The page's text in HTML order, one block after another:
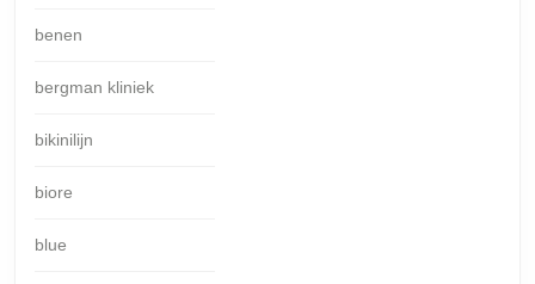
benen
bergman kliniek
bikinilijn
biore
blue